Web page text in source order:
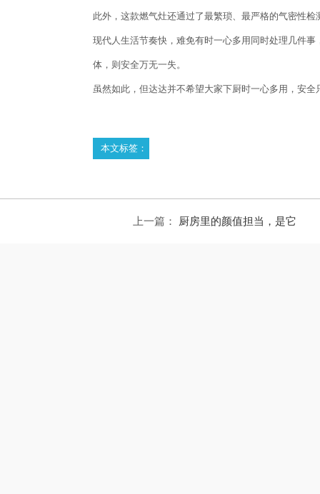
此外，这款燃气灶还通过了最繁琐、最严格的气密性
现代人生活节奏快，难免有时一心多用同时处理几件
体，则安全万无一失。
虽然如此，但达达并不希望大家下厨时一心多用，安
本文标签：
上一篇： 厨房里的颜值担当，是它